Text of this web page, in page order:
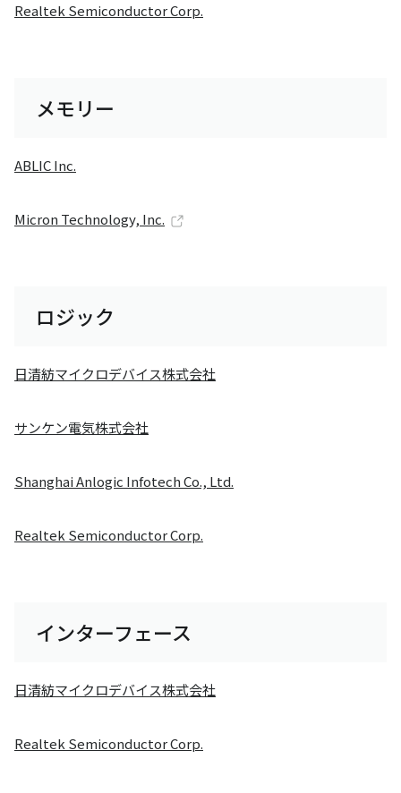
Realtek Semiconductor Corp.
メモリー
ABLIC Inc.
Micron Technology, Inc.
ロジック
日清紡マイクロデバイス株式会社
サンケン電気株式会社
Shanghai Anlogic Infotech Co., Ltd.
Realtek Semiconductor Corp.
インターフェース
日清紡マイクロデバイス株式会社
Realtek Semiconductor Corp.